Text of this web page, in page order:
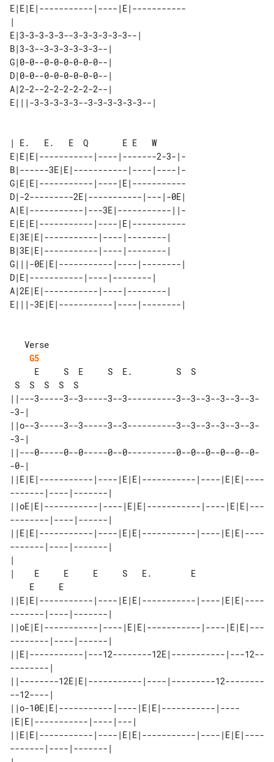
E|E|E|-----------|----|E|-----------
|
E|3-3-3-3-3--3-3-3-3-3-3--|
B|3-3--3-3-3-3-3-3--|
G|0-0--0-0-0-0-0-0--|
D|0-0--0-0-0-0-0-0--|
A|2-2--2-2-2-2-2-2--|
E|||-3-3-3-3-3--3-3-3-3-3-3--|
| E.   E.   E  Q       E E   W
E|E|E|-----------|----|-------2-3-|-
B|------3E|E|-----------|----|----|-
G|E|E|-----------|----|E|-----------
D|-2---------2E|-----------|---|-0E|
A|E|-----------|---3E|-----------||-
E|E|E|-----------|----|E|-----------
E|3E|E|-----------|----|--------|
B|3E|E|-----------|----|--------|
G|||-0E|E|-----------|----|--------|
D|E|-----------|----|--------|
A|2E|E|-----------|----|--------|
G5
||---3-----3--3-----3--3----------3--3--3--3--3--3-
-3-|
||o--3-----3--3-----3--3----------3--3--3--3--3--3-
-3-|
||---0-----0--0-----0--0----------0--0--0--0--0--0-
-0-|
||E|E|-----------|----|E|E|-----------|----|E|E|----
-------|----|-------|
||oE|E|-----------|----|E|E|-----------|----|E|E|---
--------|----|------|
||E|E|-----------|----|E|E|-----------|----|E|E|----
-------|----|-------|
|
|    E     E     E     S   E.        E
||E|E|-----------|----|E|E|-----------|----|E|E|----
-------|----|-------|
||oE|E|-----------|----|E|E|-----------|----|E|E|---
--------|----|------|
||E|-----------|---12--------12E|-----------|---12--
--------|
||--------12E|E|-----------|----|---------12--------
--12----|
||o-10E|E|-----------|----|E|E|-----------|----
|E|E|-----------|----|---|
||E|E|-----------|----|E|E|-----------|----|E|E|----
-------|----|-------|